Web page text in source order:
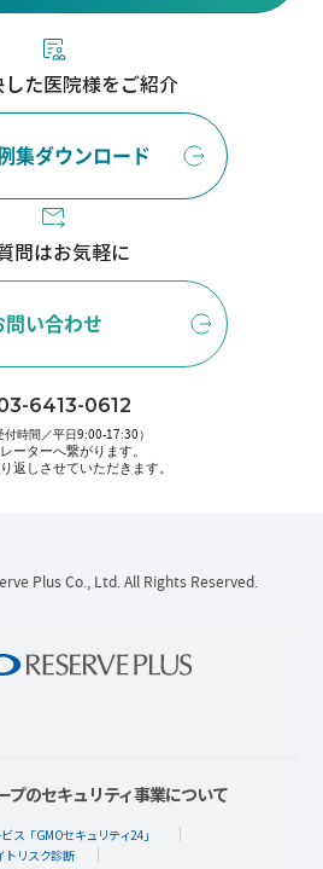
た医院様をご紹介
集ダウンロード
問はお気軽に
問い合わせ
6413-0612
付時間／平日9:00-17:30）
ーターへ繋がります。
返しさせていただきます。
Plus Co., Ltd. All Rights Reserved.
プのセキュリティ事業について
ス「GMOセキュリティ24」
トリスク診断